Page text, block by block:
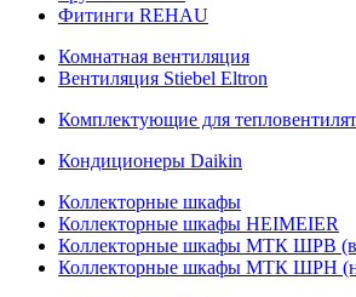
Фитинги REHAU
Комнатная вентиляция
Вентиляция Stiebel Eltron
Комплектующие для
Кондиционеры Daikin
Коллекторные шкафы
Коллекторные шкафы HEIMEIER
Коллекторные шкафы МТК ШРВ
Коллекторные шкафы МТК ШРН